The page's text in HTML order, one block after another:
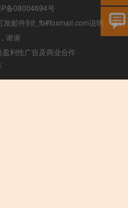
备08004694号
邮件到f_fb#foxmail.com说明，我们
谢谢
利性广告及商业合作